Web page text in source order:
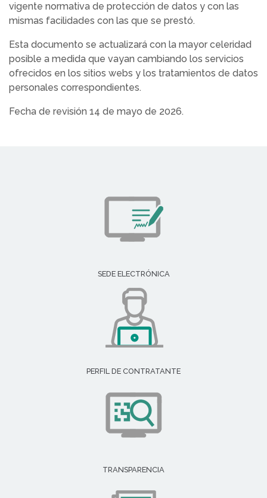
vigente normativa de protección de datos y con las
mismas facilidades con las que se prestó.
Esta documento se actualizará con la mayor celeridad
posible a medida que vayan cambiando los servicios
ofrecidos en los sitios webs y los tratamientos de datos
personales correspondientes.
Fecha de revisión 14 de mayo de 2026.
SEDE ELECTRÓNICA
PERFIL DE CONTRATANTE
TRANSPARENCIA